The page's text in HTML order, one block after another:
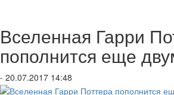
Вселенная Гарри
пополнится еще
- 20.07.2017 14:48